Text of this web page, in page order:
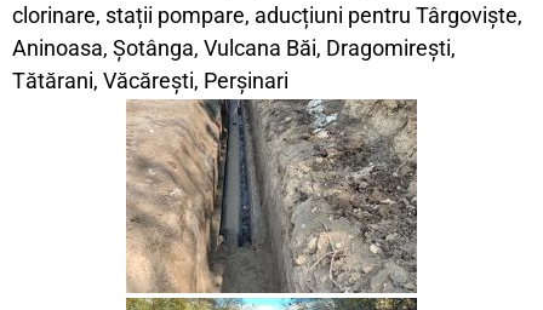
clorinare, stații pompare, aducțiuni pentru Târgoviște,
Aninoasa, Șotânga, Vulcana Băi, Dragomirești,
Tătărani, Văcărești, Perșinari